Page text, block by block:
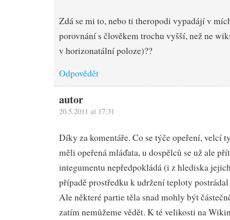
Zdá se mi to, nebo ti theropodi vypadájí v
porovnání s člověkem trochu vyšší, než ne
v horizonatální poloze)??
Odpovědět
autor
20.5.2011 at 17:31
Díky za komentáře. Co se týče opeření, velcí
měli opeřená mláďata, u dospělců se už ale
integumentu nepředpokládá (i z hlediska
případě prostředku k udržení teploty
Ale některé partie těla snad mohly být
zatím nemůžeme vědět. K té velikosti na